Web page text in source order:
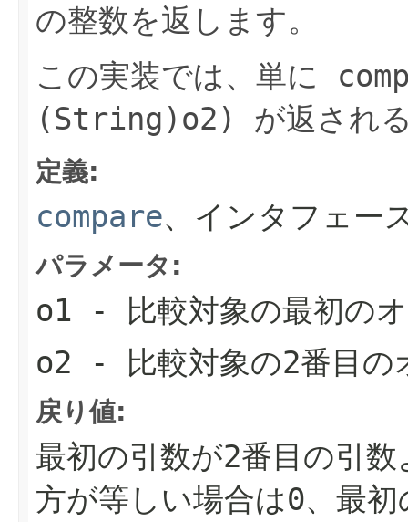
の整数を返します。
この実装では、単に
(String)o2) が返され
定義:
compare、インタフェー
パラメータ:
o1 - 比較対象の最初の
o2 - 比較対象の2番目の
戻り値:
最初の引数が2番目の引
方が等しい場合は0、最